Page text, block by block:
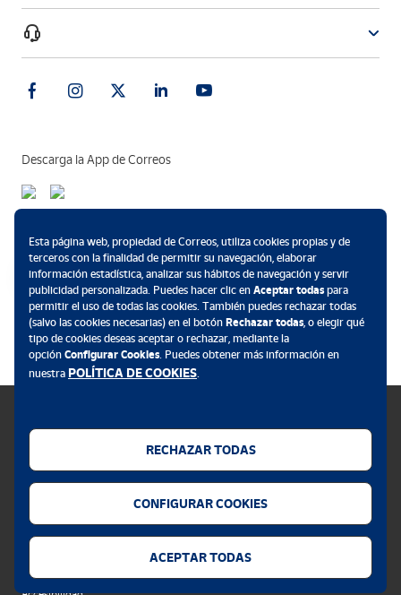
Descarga la App de Correos
Política de cookies
Privacidad web
Esta página web, propiedad de Correos, utiliza cookies propias y de
terceros con la finalidad de permitir su navegación, elaborar
información estadística, analizar sus hábitos de navegación y servir
publicidad personalizada. Puedes hacer clic en Aceptar todaspara
permitir el uso de todas las cookies. También puedes rechazar todas
(salvo las cookies necesarias) en el botón Rechazar todas, o elegir qué
tipo de cookies deseas aceptar o rechazar, mediante la
opción Configurar Cookies. Puedes obtener más información en
nuestra POLÍTICA DE COOKIES.
RECHAZAR TODAS
CONFIGURAR COOKIES
ACEPTAR TODAS